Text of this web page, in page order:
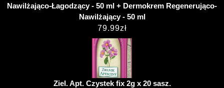
Nawilżająco-Łagodzący - 50 ml + Dermokrem Regenerująco-
Nawilżający - 50 ml
79.99zł
Ziel. Apt. Czystek fix 2g x 20 sasz.